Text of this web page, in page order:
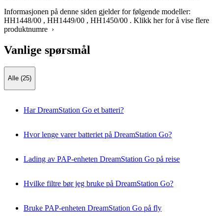
Informasjonen på denne siden gjelder for følgende modeller:
HH1448/00 , HH1449/00 , HH1450/00 . Klikk her for å vise flere
produktnumre ›
Vanlige spørsmål
Alle (25)
Har DreamStation Go et batteri?
Hvor lenge varer batteriet på DreamStation Go?
Lading av PAP-enheten DreamStation Go på reise
Hvilke filtre bør jeg bruke på DreamStation Go?
Bruke PAP-enheten DreamStation Go på fly